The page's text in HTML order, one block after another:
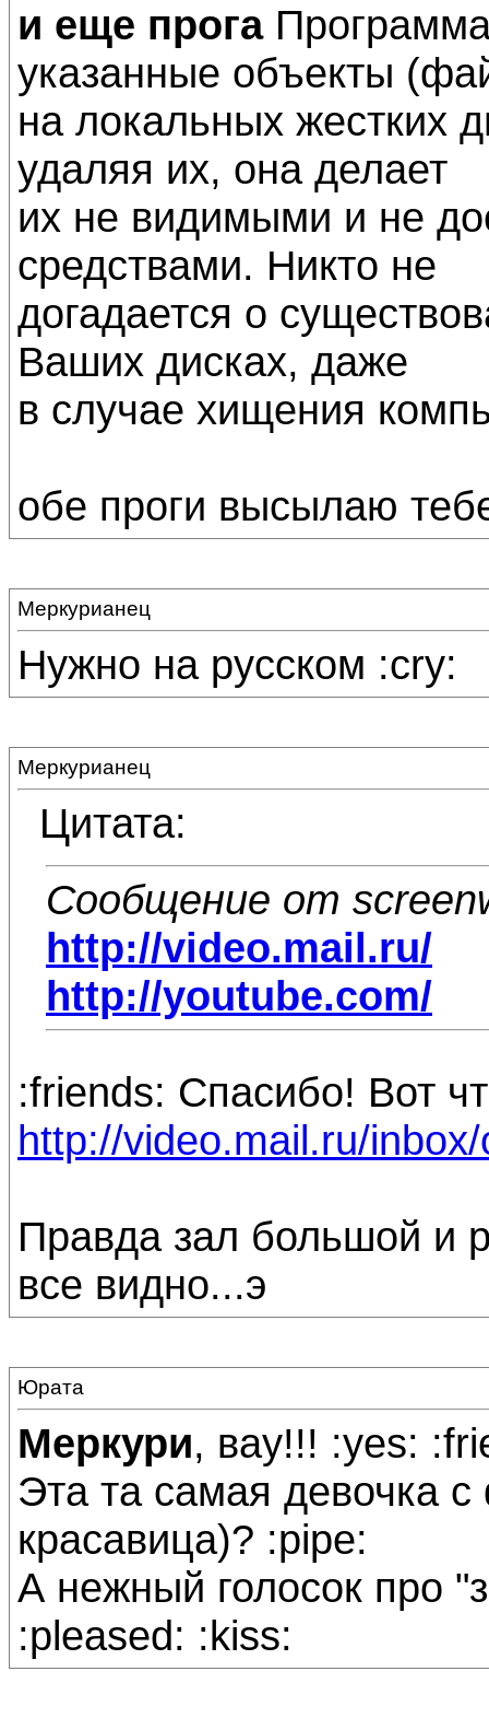
и еще прогаПрограмма
указанные объекты
на локальных жестких
удаляя их, она делает
их не видимыми и не
средствами. Никто не
догадается о
Ваших дисках, даже
в случае хищения
обе проги высылаю
Меркурианец
Нужно на русском :cry:
Меркурианец
Цитата:
Сообщение от
http://video.mail.ru/
http://youtube.com/
:friends: Спасибо! Вот
http://video.mail.ru/
Правда зал большой и
все видно...э
Юрата
Меркури, вау!!! :yes:
Эта та самая девочка
красавица)? :pipe:
А нежный голосок про
:pleased: :kiss: